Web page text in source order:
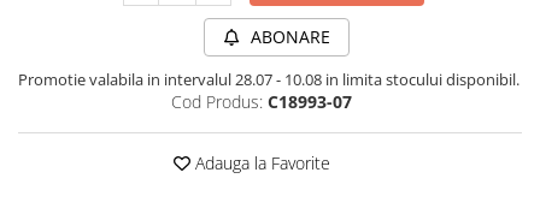
ABONARE
Promotie valabila in intervalul 28.07 - 10.08 in limita stocului disponibil.
Cod Produs: C18993-07
Adauga la Favorite